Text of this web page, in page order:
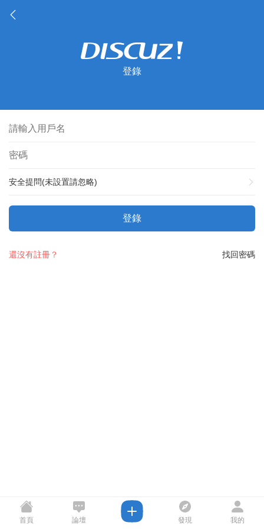
登錄
安全提問(未設置請忽略)
登錄
找回密碼
還沒有註冊？
首頁 論壇 發現 我的